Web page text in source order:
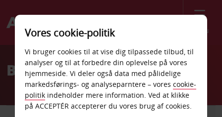
Menu
Welcome
AvisBilleje Bern
Vores cookie-politik
Vi bruger cookies til at vise dig tilpassede tilbud, til
analyser og til at forbedre din oplevelse på vores
hjemmeside. Vi deler også data med pålidelige
markedsførings- og analyseparntere – vores cookie-
politik indeholder mere information. Ved at klikke
på ACCEPTÉR accepterer du vores brug af cookies.